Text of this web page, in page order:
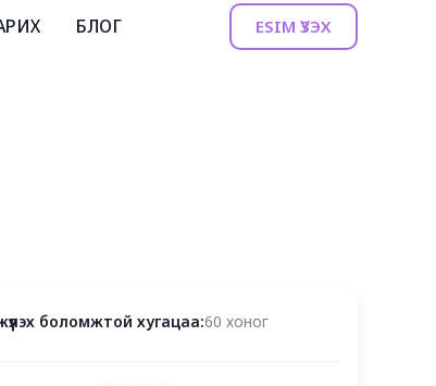
БЛОГ ESIM ҮЗЭХ
боломжтой хугацаа:60 хоног